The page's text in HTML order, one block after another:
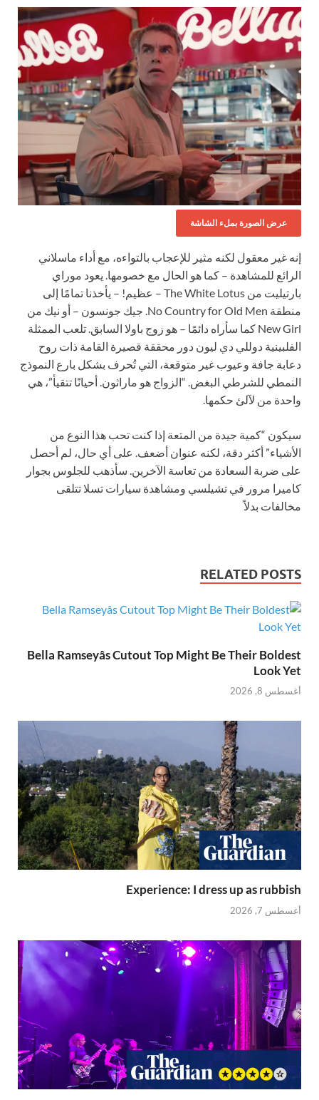
عرض الصورة بملء الشاشة
إنه غير معقول لكنه مثير للإعجاب بالتواءه، مع أداء ماسلاني
الرائع للمشاهدة – كما هو الحال مع خصومها. يعود موراي
بارتيليت من The White Lotus – عظيم! – يأخذنا تمامًا إلى
منطقة No Country for Old Men. جيك جونسون – أو نيك من
New Girl كما سأراه دائمًا – هو زوج باولا السابق. تلعب الممثلة
الفلبينية دوللي دي ليون دور محققة قصيرة القامة ذات روح
دعابة جافة وعيوب غير متوقعة، التي تُحرف بشكل بارع النموذج
النمطي للشرطي البغض. “الزواج هو ماراثون. أحيانًا تتقيأ”، هي
واحدة من لآلئ حكمها.
سيكون “كمية جيدة من المتعة إذا كنت تحب هذا النوع من
الأشياء” أكثر دقة، لكنه عنوان أضعف. على أي حال، لم أحصل
على ضربة السعادة من تعاسة الآخرين. سأذهب للجلوس بجوار
كاميرا مرور في تشيلسي ومشاهدة سيارات تسلا تتلقى
مخالفات بدلاً
RELATED POSTS
Bella Ramseyâs Cutout Top Might Be Their Boldest
Look Yet
أغسطس 8, 2026
Experience: I dress up as rubbish
أغسطس 7, 2026